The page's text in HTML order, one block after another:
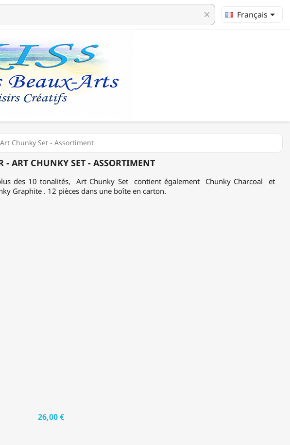
clear Français
Chunky Set - Assortiment
- ART CHUNKY SET - ASSORTIMENT
des 10 tonalités, Art Chunky Set contient également Chunky Charcoal et
Graphite . 12 pièces dans une boîte en carton.
26,00 €